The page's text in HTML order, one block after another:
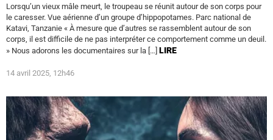
Lorsqu’un vieux mâle meurt, le troupeau se réunit autour de son corps pour
le caresser. Vue aérienne d’un groupe d’hippopotames. Parc national de
Katavi, Tanzanie « À mesure que d’autres se rassemblent autour de son
corps, il est difficile de ne pas interpréter ce comportement comme un deuil.
» Nous adorons les documentaires sur la […] LIRE
14 avril 2025, 12h46